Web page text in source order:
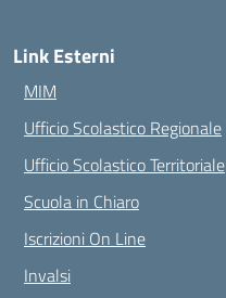
Link Esterni
MIM
Ufficio Scolastico Regionale
Ufficio Scolastico Territoriale
Scuola in Chiaro
Iscrizioni On Line
Invalsi